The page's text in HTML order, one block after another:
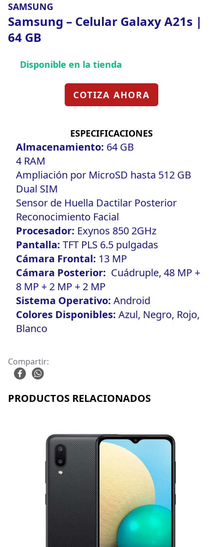
SAMSUNG
Samsung – Celular Galaxy A21s |
64 GB
Disponible en la tienda
COTIZA AHORA
ESPECIFICACIONES
Almacenamiento: 64 GB
4 RAM
Ampliación por MicroSD hasta 512 GB
Dual SIM
Sensor de Huella Dactilar Posterior
Reconocimiento Facial
Procesador: Exynos 850 2GHz
Pantalla: TFT PLS 6.5 pulgadas
Cámara Frontal: 13 MP
Cámara Posterior: Cuádruple, 48 MP +
8 MP + 2 MP + 2 MP
Sistema Operativo: Android
Colores Disponibles: Azul, Negro, Rojo,
Blanco
Compartir:
PRODUCTOS RELACIONADOS